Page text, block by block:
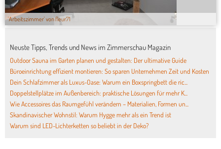
'Arbeitszimmer' von fleur71
Neuste Tipps, Trends und News im Zimmerschau Magazin
Outdoor Sauna im Garten planen und gestalten: Der ultimative Guide
Büroeinrichtung effizient montieren: So sparen Unternehmen Zeit und Kosten
Dein Schlafzimmer als Luxus-Oase: Warum ein Boxspringbett die ric...
Doppelstellplätze im Außenbereich: praktische Lösungen für mehr K...
Wie Accessoires das Raumgefühl verändern – Materialien, Formen un...
Skandinavischer Wohnstil: Warum Hygge mehr als ein Trend ist
Warum sind LED-Lichterketten so beliebt in der Deko?